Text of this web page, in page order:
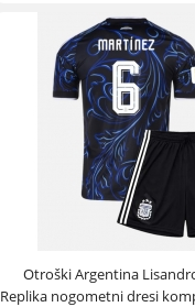
Otroški Argentina
Replika nogometni dresi